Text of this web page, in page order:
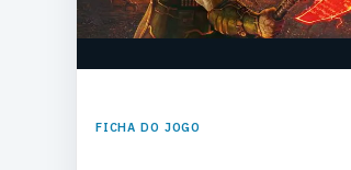
FICHA DO JOGO